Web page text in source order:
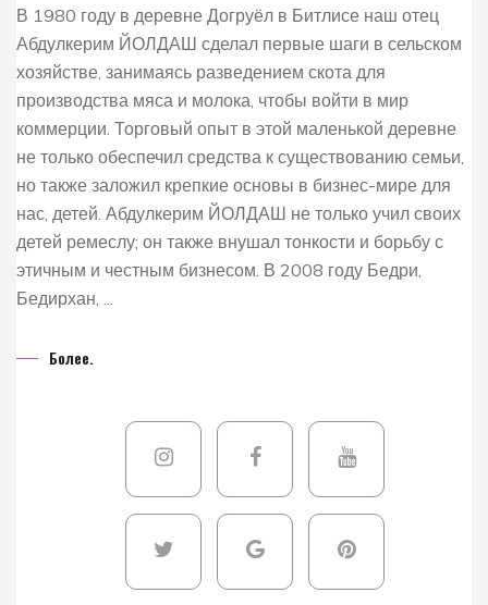
В 1980 году в деревне Догруёл в Битлисе наш отец
Абдулкерим ЙОЛДАШ сделал первые шаги в сельском
хозяйстве, занимаясь разведением скота для
производства мяса и молока, чтобы войти в мир
коммерции. Торговый опыт в этой маленькой деревне
не только обеспечил средства к существованию семьи,
но также заложил крепкие основы в бизнес-мире для
нас, детей. Абдулкерим ЙОЛДАШ не только учил своих
детей ремеслу; он также внушал тонкости и борьбу с
этичным и честным бизнесом. В 2008 году Бедри,
Бедирхан, ...
Более.